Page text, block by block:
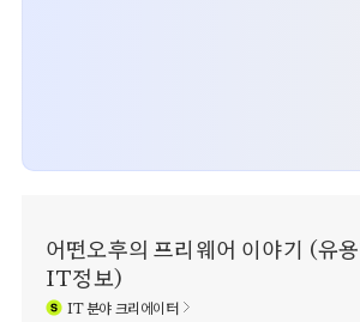
어떤오후의 프리웨어 이야기 (유
IT정보)
IT분야 크리에이터